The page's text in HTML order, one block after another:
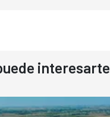
interesarte